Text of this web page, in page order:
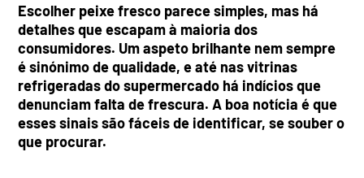
Escolher peixe fresco parece simples, mas há
detalhes que escapam à maioria dos
consumidores. Um aspeto brilhante nem sempre
é sinónimo de qualidade, e até nas vitrinas
refrigeradas do supermercado há indícios que
denunciam falta de frescura. A boa notícia é que
esses sinais são fáceis de identificar, se souber o
que procurar.